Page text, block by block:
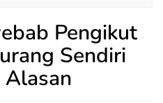
Pengikut
Sendiri
Alasan